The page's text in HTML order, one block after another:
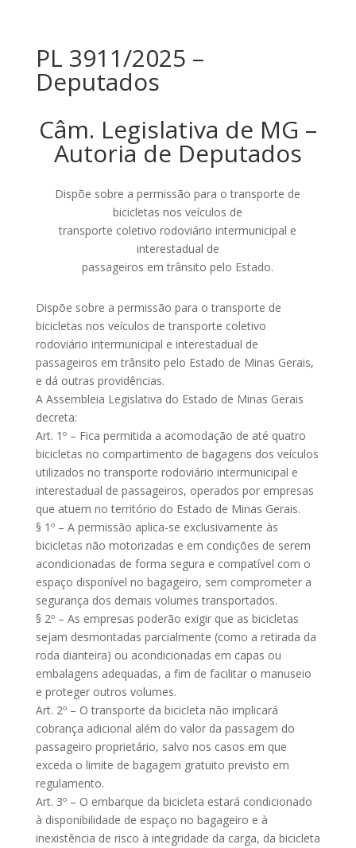
PL 3911/2025 –
Deputados
Câm. Legislativa de MG –
Autoria de Deputados
Dispõe sobre a permissão para o transporte de
bicicletas nos veículos de
transporte coletivo rodoviário intermunicipal e
interestadual de
passageiros em trânsito pelo Estado.
Dispõe sobre a permissão para o transporte de
bicicletas nos veículos de transporte coletivo
rodoviário intermunicipal e interestadual de
passageiros em trânsito pelo Estado de Minas Gerais,
e dá outras providências.
A Assembleia Legislativa do Estado de Minas Gerais
decreta:
Art. 1º – Fica permitida a acomodação de até quatro
bicicletas no compartimento de bagagens dos veículos
utilizados no transporte rodoviário intermunicipal e
interestadual de passageiros, operados por empresas
que atuem no território do Estado de Minas Gerais.
§ 1º – A permissão aplica-se exclusivamente às
bicicletas não motorizadas e em condições de serem
acondicionadas de forma segura e compatível com o
espaço disponível no bagageiro, sem comprometer a
segurança dos demais volumes transportados.
§ 2º – As empresas poderão exigir que as bicicletas
sejam desmontadas parcialmente (como a retirada da
roda dianteira) ou acondicionadas em capas ou
embalagens adequadas, a fim de facilitar o manuseio
e proteger outros volumes.
Art. 2º – O transporte da bicicleta não implicará
cobrança adicional além do valor da passagem do
passageiro proprietário, salvo nos casos em que
exceda o limite de bagagem gratuito previsto em
regulamento.
Art. 3º – O embarque da bicicleta estará condicionado
à disponibilidade de espaço no bagageiro e à
inexistência de risco à integridade da carga, da bicicleta